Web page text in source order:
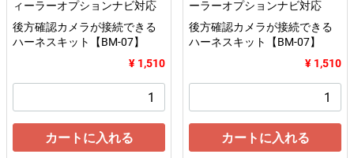
ィーラーオプションナビ対応
後方確認カメラが接続できる
ハーネスキット【BM-07】
¥ 1,510
カートに入れる
ーラーオプションナビ対応
後方確認カメラが接続できる
ハーネスキット【BM-07】
¥ 1,510
カートに入れる